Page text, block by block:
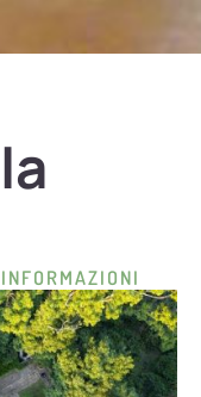
INFORMAZIONI